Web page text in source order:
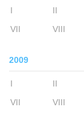
I II
VII
VIII
2009
I II
VII
VIII